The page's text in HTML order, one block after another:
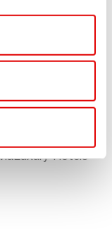
bij
Hotels